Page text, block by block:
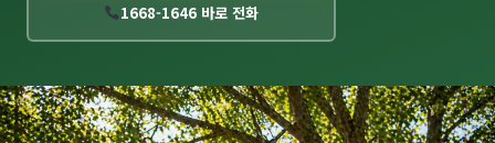
1668-1646 바로 전화